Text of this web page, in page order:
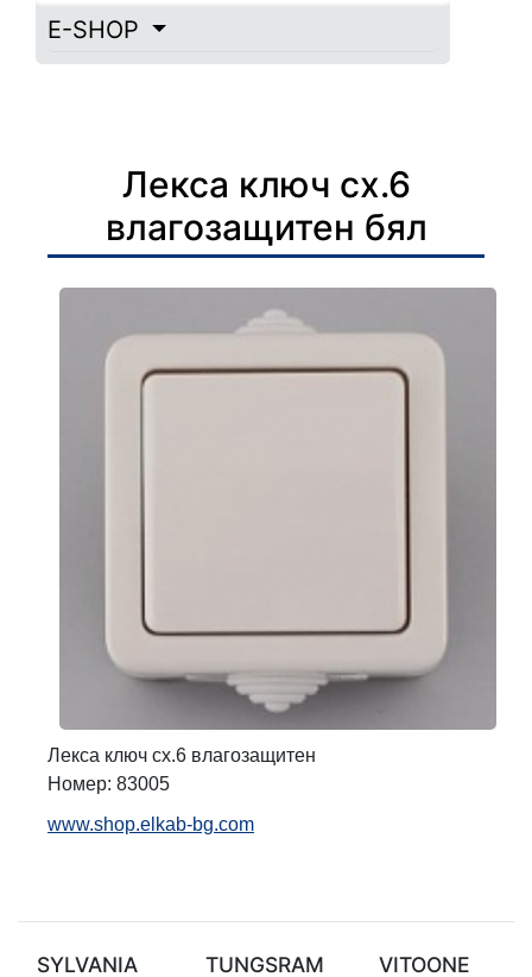
E-SHOP
Лекса ключ сх.6
влагозащитен бял
Лекса ключ сх.6 влагозащитен
Номер: 83005
www.shop.elkab-bg.com
SYLVANIA TUNGSRAM VITOONE